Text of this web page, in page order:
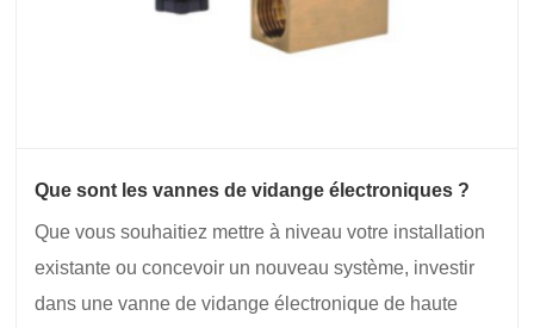
Que sont les vannes de vidange électroniques ?
Que vous souhaitiez mettre à niveau votre installation
existante ou concevoir un nouveau système, investir
dans une vanne de vidange électronique de haute